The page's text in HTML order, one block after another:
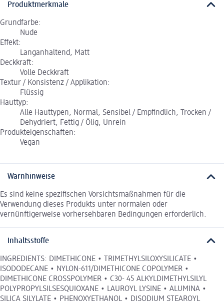
Produktmerkmale
Grundfarbe:
Nude
Effekt:
Langanhaltend, Matt
Deckkraft:
Volle Deckkraft
Textur / Konsistenz / Applikation:
Flüssig
Hauttyp:
Alle Hauttypen, Normal, Sensibel / Empfindlich, Trocken /
Dehydriert, Fettig / Ölig, Unrein
Produkteigenschaften:
Vegan
Warnhinweise
Es sind keine spezifischen Vorsichtsmaßnahmen für die
Verwendung dieses Produkts unter normalen oder
vernünftigerweise vorhersehbaren Bedingungen erforderlich.
Inhaltsstoffe
INGREDIENTS: DIMETHICONE • TRIMETHYLSILOXYSILICATE •
ISODODECANE • NYLON-611/DIMETHICONE COPOLYMER •
DIMETHICONE CROSSPOLYMER • C30- 45 ALKYLDIMETHYLSILYL
POLYPROPYLSILSESQUIOXANE • LAUROYL LYSINE • ALUMINA •
SILICA SILYLATE • PHENOXYETHANOL • DISODIUM STEAROYL